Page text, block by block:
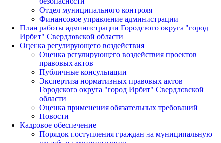
Отдел муниципального контроля
Финансовое управление администрации
План работы администрации Городского округа "город
Ирбит" Свердловской области
Оценка регулирующего воздействия
Оценка регулирующего воздействия проектов
правовых актов
Публичные консультации
Экспертиза нормативных правовых актов
Городского округа "город Ирбит" Свердловской
области
Оценка применения обязательных требований
Новости
Кадровое обеспечение
Порядок поступления граждан на муниципальную